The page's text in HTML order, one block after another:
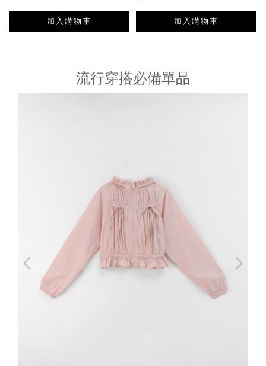
加入購物車 加入購物車
流行穿搭必備單品